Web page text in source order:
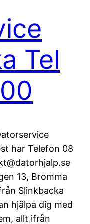
Tel
har Telefon 08
13, Bromma
Slinkbacka
hjälpa dig med
allt ifrån